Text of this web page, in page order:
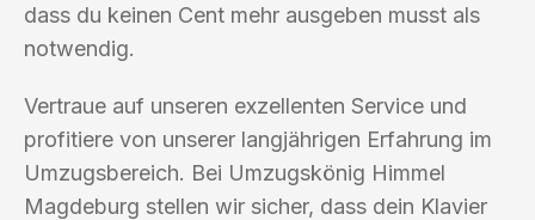
dass du keinen Cent mehr ausgeben musst als
notwendig.
Vertraue auf unseren exzellenten Service und
profitiere von unserer langjährigen Erfahrung im
Umzugsbereich. Bei Umzugskönig Himmel
Magdeburg stellen wir sicher, dass dein Klavier